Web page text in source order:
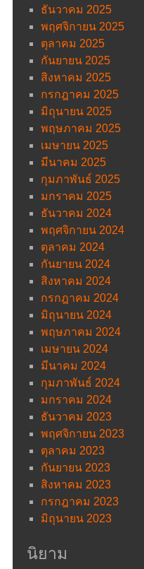
ธันวาคม 2025
พฤศจิกายน 2025
ตุลาคม 2025
กันยายน 2025
สิงหาคม 2025
กรกฎาคม 2025
มิถุนายน 2025
พฤษภาคม 2025
เมษายน 2025
มีนาคม 2025
กุมภาพันธ์ 2025
มกราคม 2025
ธันวาคม 2024
พฤศจิกายน 2024
ตุลาคม 2024
กันยายน 2024
สิงหาคม 2024
กรกฎาคม 2024
มิถุนายน 2024
พฤษภาคม 2024
เมษายน 2024
มีนาคม 2024
กุมภาพันธ์ 2024
มกราคม 2024
ธันวาคม 2023
พฤศจิกายน 2023
ตุลาคม 2023
กันยายน 2023
สิงหาคม 2023
กรกฎาคม 2023
มิถุนายน 2023
นิยาม